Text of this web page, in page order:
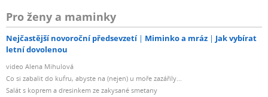
Pro ženy a maminky
Nejčastější novoroční předsevzetí Miminko a mráz
Jak vybírat
letní dovolenou
video Alena Mihulová
Co si zabalit do kufru, abyste na (nejen) u moře zazářily...
Salát s koprem a dresinkem ze zakysané smetany